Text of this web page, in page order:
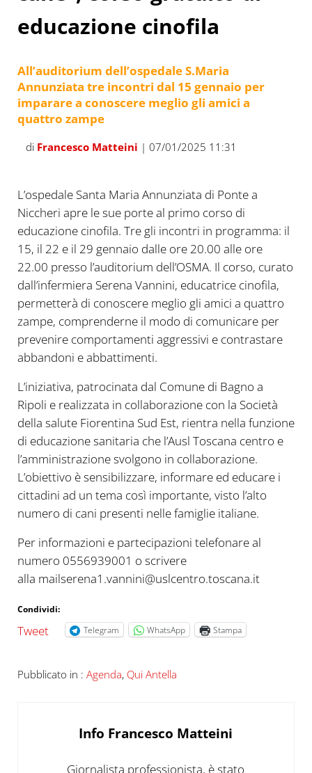
educazione cinofila
All’auditorium dell’ospedale S.Maria
Annunziata tre incontri dal 15 gennaio per
imparare a conoscere meglio gli amici a
quattro zampe
di Francesco Matteini | 07/01/2025 11:31
L’ospedale Santa Maria Annunziata di Ponte a
Niccheri apre le sue porte al primo corso di
educazione cinofila. Tre gli incontri in programma: il
15, il 22 e il 29 gennaio dalle ore 20.00 alle ore
22.00 presso l’auditorium dell’OSMA. Il corso, curato
dall’infermiera Serena Vannini, educatrice cinofila,
permetterà di conoscere meglio gli amici a quattro
zampe, comprenderne il modo di comunicare per
prevenire comportamenti aggressivi e contrastare
abbandoni e abbattimenti.
L’iniziativa, patrocinata dal Comune di Bagno a
Ripoli e realizzata in collaborazione con la Società
della salute Fiorentina Sud Est, rientra nella funzione
di educazione sanitaria che l’Ausl Toscana centro e
l’amministrazione svolgono in collaborazione.
L’obiettivo è sensibilizzare, informare ed educare i
cittadini ad un tema così importante, visto l’alto
numero di cani presenti nelle famiglie italiane.
Per informazioni e partecipazioni telefonare al
numero 0556939001 o scrivere
alla mailserena1.vannini@uslcentro.toscana.it
Condividi:
Tweet Telegram WhatsApp Stampa
Pubblicato in : Agenda, Qui Antella
Info Francesco Matteini
Giornalista professionista, è stato